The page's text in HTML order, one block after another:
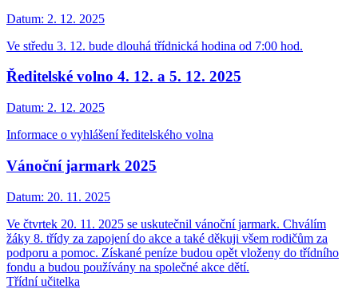
Datum: 2. 12. 2025
Ve středu 3. 12. bude dlouhá třídnická hodina od 7:00 hod.
Ředitelské volno 4. 12. a 5. 12. 2025
Datum: 2. 12. 2025
Informace o vyhlášení ředitelského volna
Vánoční jarmark 2025
Datum: 20. 11. 2025
Ve čtvrtek 20. 11. 2025 se uskutečnil vánoční jarmark. Chválím
žáky 8. třídy za zapojení do akce a také děkuji všem rodičům za
podporu a pomoc. Získané peníze budou opět vloženy do třídního
fondu a budou používány na společné akce dětí.
Třídní učitelka